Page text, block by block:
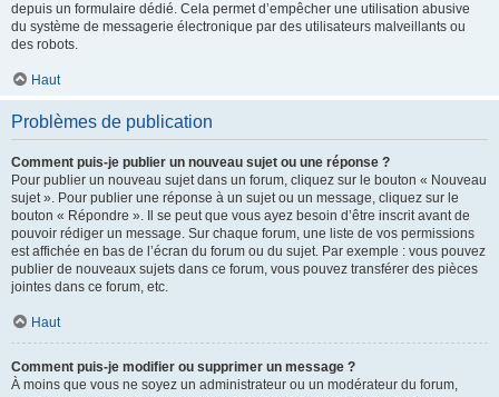
depuis un formulaire dédié. Cela permet d’empêcher une utilisation abusive
du système de messagerie électronique par des utilisateurs malveillants ou
des robots.
Haut
Problèmes de publication
Comment puis-je publier un nouveau sujet ou une réponse ?
Pour publier un nouveau sujet dans un forum, cliquez sur le bouton « Nouveau
sujet ». Pour publier une réponse à un sujet ou un message, cliquez sur le
bouton « Répondre ». Il se peut que vous ayez besoin d’être inscrit avant de
pouvoir rédiger un message. Sur chaque forum, une liste de vos permissions
est affichée en bas de l’écran du forum ou du sujet. Par exemple : vous pouvez
publier de nouveaux sujets dans ce forum, vous pouvez transférer des pièces
jointes dans ce forum, etc.
Haut
Comment puis-je modifier ou supprimer un message ?
À moins que vous ne soyez un administrateur ou un modérateur du forum,